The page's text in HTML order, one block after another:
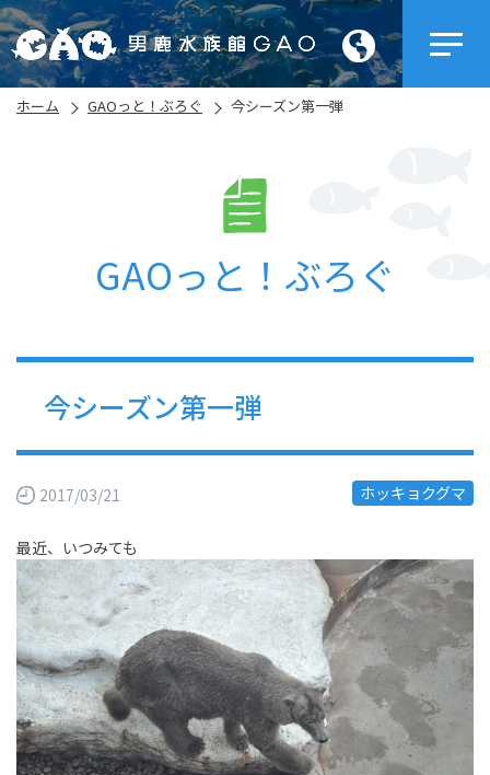
ホーム GAOっと！ぶろぐ 今シーズン第一弾
GAOっと！ぶろぐ
今シーズン第一弾
2017/03/21 ホッキョクグマ
最近、いつみても